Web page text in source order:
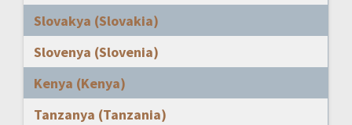
Slovakya (Slovakia)
Slovenya (Slovenia)
Kenya (Kenya)
Tanzanya (Tanzania)